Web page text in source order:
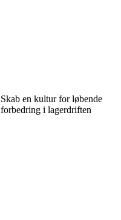
Skab en kultur for løbende
forbedring i lagerdriften